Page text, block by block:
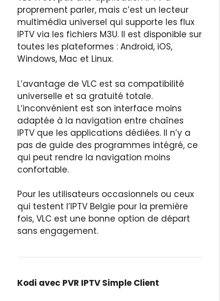
proprement parler, mais c’est un lecteur
multimédia universel qui supporte les flux
IPTV via les fichiers M3U. Il est disponible sur
toutes les plateformes : Android, iOS,
Windows, Mac et Linux.
L’avantage de VLC est sa compatibilité
universelle et sa gratuité totale.
L’inconvénient est son interface moins
adaptée à la navigation entre chaînes
IPTV que les applications dédiées. Il n’y a
pas de guide des programmes intégré, ce
qui peut rendre la navigation moins
confortable.
Pour les utilisateurs occasionnels ou ceux
qui testent l’IPTV Belgie pour la première
fois, VLC est une bonne option de départ
sans engagement.
Kodi avec PVR IPTV Simple Client